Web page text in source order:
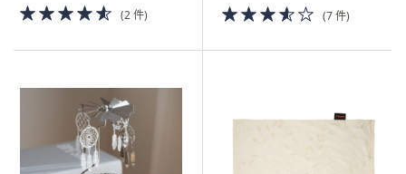
デ
イ
に
4.5
of
(2 件)
3.5
of
(7 件)